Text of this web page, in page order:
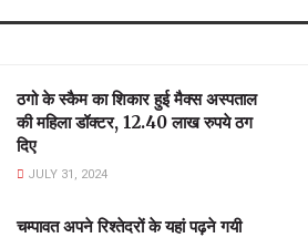
ठगो के स्कैम का शिकार हुई मैक्स अस्पताल
की महिला डॉक्टर, 12.40 लाख रुपये ठग
दिए
JULY 31, 2024
चम्पावत अपने रिश्तेदरों के यहां पढ़ने गयी